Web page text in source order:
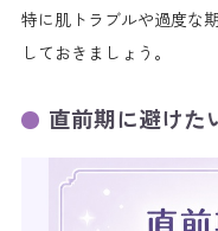
特に肌トラブルや過度な
しておきましょう。
直前期に避けた